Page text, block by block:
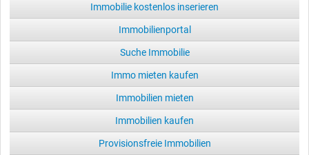
Immobilie kostenlos inserieren
Immobilienportal
Suche Immobilie
Immo mieten kaufen
Immobilien mieten
Immobilien kaufen
Provisionsfreie Immobilien